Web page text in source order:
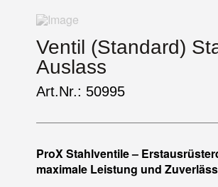
Ventil (Standard)
Auslass
Art.Nr.: 50995
ProX Stahlventile –
maximale Leistung und